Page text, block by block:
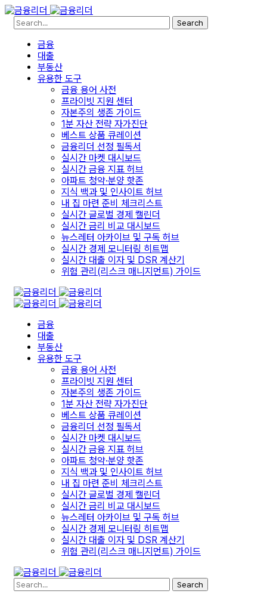
Search
금융
대출
부동산
유용한 도구
금융 용어 사전
프라이빗 지원 센터
자본주의 생존 가이드
1분 자산 전략 자가진단
베스트 상품 큐레이션
금융리더 선정 필독서
실시간 마켓 대시보드
실시간 금융 지표 허브
아파트 청약·분양 핫존
지식 백과 및 인사이트 허브
내 집 마련 준비 체크리스트
실시간 글로벌 경제 캘린더
실시간 금리 비교 대시보드
뉴스레터 아카이브 및 구독 허브
실시간 경제 모니터링 히트맵
실시간 대출 이자 및 DSR 계산기
위험 관리(리스크 매니지먼트) 가이드
금융
대출
부동산
유용한 도구
금융 용어 사전
프라이빗 지원 센터
자본주의 생존 가이드
1분 자산 전략 자가진단
베스트 상품 큐레이션
금융리더 선정 필독서
실시간 마켓 대시보드
실시간 금융 지표 허브
아파트 청약·분양 핫존
지식 백과 및 인사이트 허브
내 집 마련 준비 체크리스트
실시간 글로벌 경제 캘린더
실시간 금리 비교 대시보드
뉴스레터 아카이브 및 구독 허브
실시간 경제 모니터링 히트맵
실시간 대출 이자 및 DSR 계산기
위험 관리(리스크 매니지먼트) 가이드
Search